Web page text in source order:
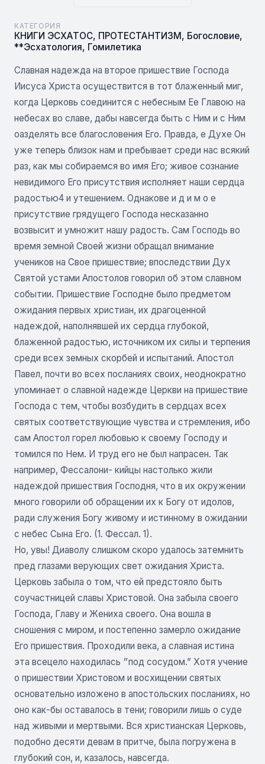
КАТЕГОРИЯ
КНИГИ ЭСХАТОС, ПРОТЕСТАНТИЗМ, Богословие,
**Эсхатология, Гомилетика
Славная надежда на второе пришествие Господа
Иисуса Христа осуществится в тот блаженный миг,
когда Церковь соединится с небесным Ее Главою на
небесах во славе, дабы навсегда быть с Ним и с Ним
оазделять все благословения Его. Правда, е Духе Он
уже теперь близок нам и пребывает среди нас всякий
раз, как мы собираемся во имя Его; живое сознание
невидимого Его присутствия исполняет наши сердца
радостью4 и утешением. Однакове и д и м о е
присутствие грядущего Господа несказанно
возвысит и умножит нашу радость. Сам Господь во
время земной Своей жизни обращал внимание
учеников на Свое пришествие; впоследствии Дух
Святой устами Апостолов говорил об этом славном
событии. Пришествие Господне было предметом
ожидания первых христиан, их драгоценной
надеждой, наполнявшей их сердца глубокой,
блаженной радостью, источником их силы и терпения
среди всех земных скорбей и испытаний. Апостол
Павел, почти во всех посланиях своих, неоднократно
упоминает о славной надежде Церкви на пришествие
Господа с тем, чтобы возбудить в сердцах всех
святых соответствующие чувства и стремления, ибо
сам Апостол горел любовью к своему Господу и
томился по Нем. И труд его не был напрасен. Так
например, Фессалони- кийцы настолько жили
надеждой пришествия Господня, что в их окружении
много говорили об обращении их к Богу от идолов,
ради служения Богу живому и истинному в ожидании
с небес Сына Его. (1. Фессал. 1).
Но, увы! Диаволу слишком скоро удалось затемнить
пред глазами верующих свет ожидания Христа.
Церковь забыла о том, что ей предстояло быть
соучастницей славы Христовой. Она забыла своего
Господа, Главу и Жениха своего. Она вошла в
сношения с миром, и постепенно замерло ожидание
Его пришествия. Проходили века, а славная истина
эта всецело находилась ״под сосудом.” Хотя учение
о пришествии Христовом и восхищении святых
основательно изложено в апостольских посланиях, но
оно как-бы оставалось в тени; говорили лишь о суде
над живыми и мертвыми. Вся христианская Церковь,
подобно десяти девам в притче, была погружена в
глубокий сон, и, казалось, навсегда.